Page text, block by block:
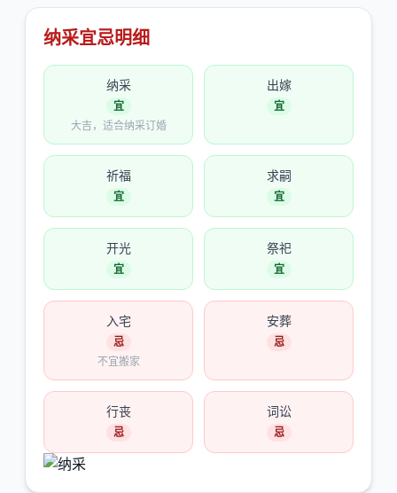
纳采宜忌明细
纳采
宜
大吉，适合纳采订婚
出嫁
宜
祈福
宜
求嗣
宜
开光
宜
祭祀
宜
入宅
忌
不宜搬家
安葬
忌
行丧
忌
词讼
忌